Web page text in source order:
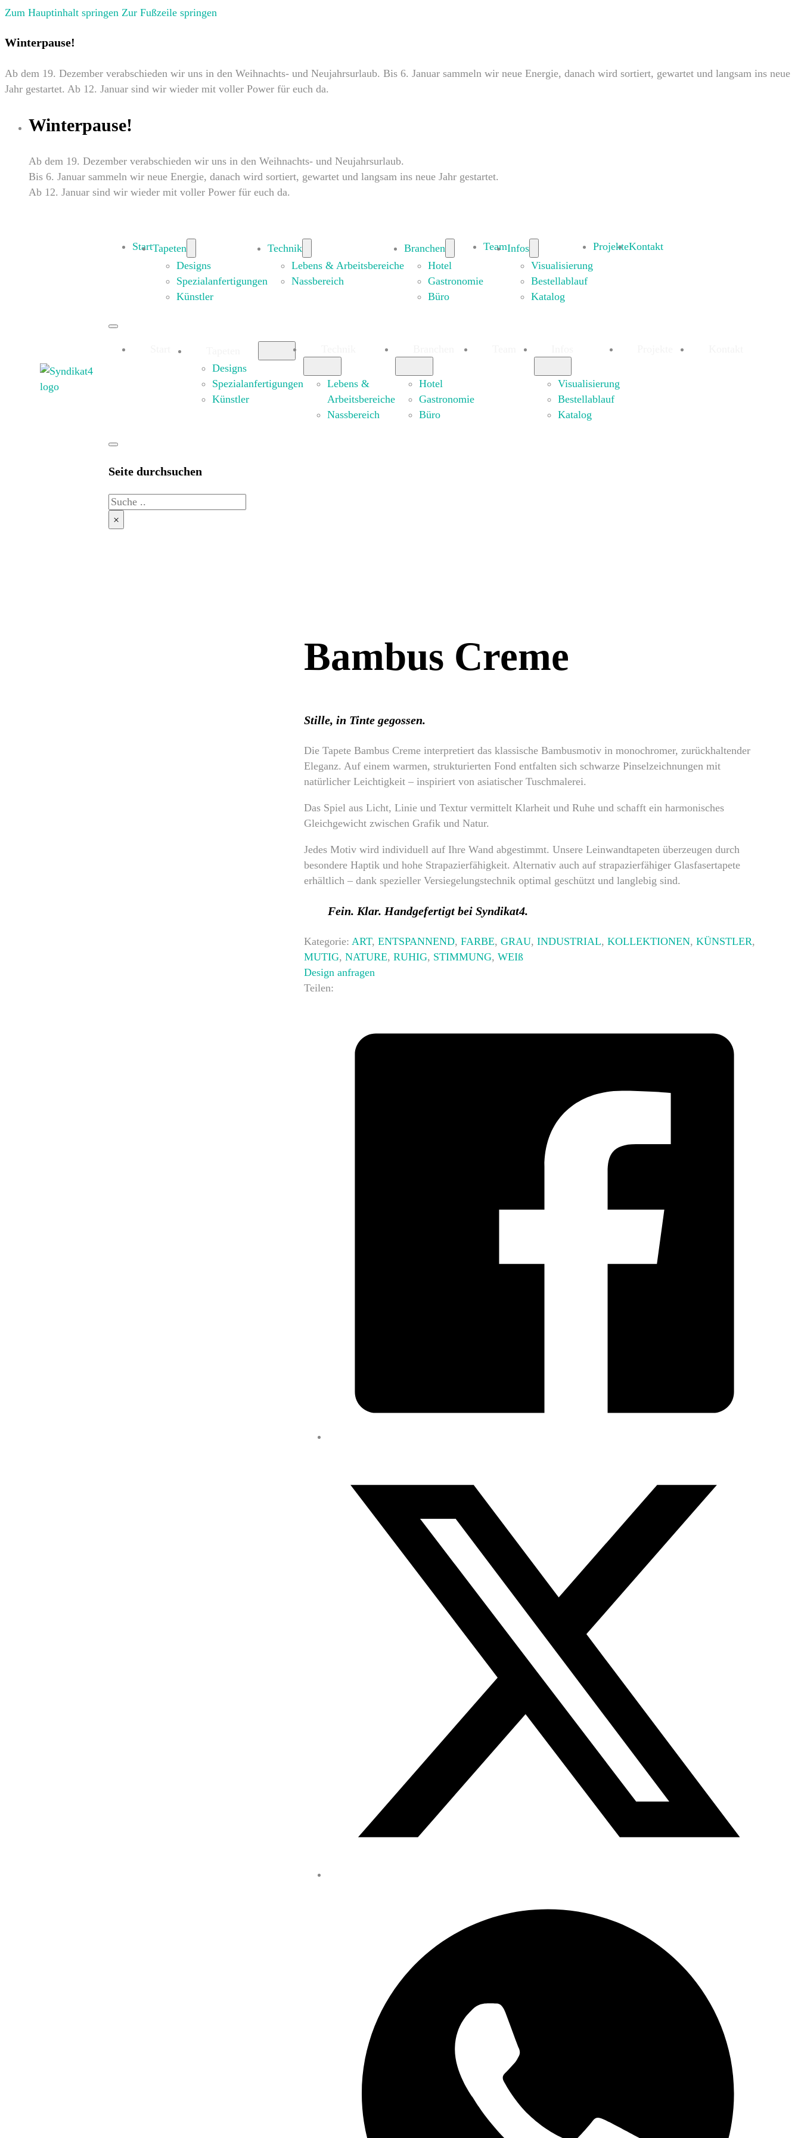
Zum Hauptinhalt springen Zur Fußzeile springen
Winterpause!
Ab dem 19. Dezember verabschieden wir uns in den Weihnachts- und Neujahrsurlaub. Bis 6. Januar sammeln wir neue Energie, danach wird sortiert, gewartet und langsam ins neue
Jahr gestartet. Ab 12. Januar sind wir wieder mit voller Power für euch da.
Winterpause!
Ab dem 19. Dezember verabschieden wir uns in den Weihnachts- und Neujahrsurlaub.
Bis 6. Januar sammeln wir neue Energie, danach wird sortiert, gewartet und langsam ins neue Jahr gestartet.
Ab 12. Januar sind wir wieder mit voller Power für euch da.
StartTapeten
Designs
Spezialanfertigungen
Künstler
Technik
Lebens & Arbeitsbereiche
Nassbereich
Branchen
Hotel
Gastronomie
Büro
TeamInfos
Visualisierung
Bestellablauf
Katalog
ProjekteKontakt
Designs
Spezialanfertigungen
Künstler
Lebens &
Arbeitsbereiche
Nassbereich
Hotel
Gastronomie
Büro
Visualisierung
Bestellablauf
Katalog
Seite durchsuchen
Suche
×
Bambus Creme
Stille, in Tinte gegossen.
Die Tapete Bambus Creme interpretiert das klassische Bambusmotiv in monochromer, zurückhaltender
Eleganz. Auf einem warmen, strukturierten Fond entfalten sich schwarze Pinselzeichnungen mit
natürlicher Leichtigkeit – inspiriert von asiatischer Tuschmalerei.
Das Spiel aus Licht, Linie und Textur vermittelt Klarheit und Ruhe und schafft ein harmonisches
Gleichgewicht zwischen Grafik und Natur.
Jedes Motiv wird individuell auf Ihre Wand abgestimmt. Unsere Leinwandtapeten überzeugen durch
besondere Haptik und hohe Strapazierfähigkeit. Alternativ auch auf strapazierfähiger Glasfasertapete
erhältlich – dank spezieller Versiegelungstechnik optimal geschützt und langlebig sind.
Fein. Klar. Handgefertigt bei Syndikat4.
Kategorie:ART,ENTSPANNEND,FARBE,GRAU,INDUSTRIAL,KOLLEKTIONEN,KÜNSTLER,
MUTIG,NATURE,RUHIG, STIMMUNG,WEIß
Design anfragen
Teilen: